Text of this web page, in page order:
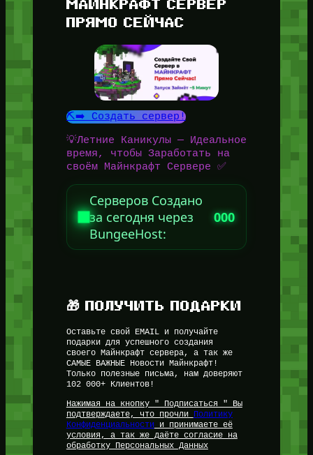
МАЙНКРАФТ СЕРВЕР
ПРЯМО СЕЙЧАС
⛏️➡️ Создать сервер!
💡Летние Каникулы — Идеальное
время, чтобы Заработать на
своём Майнкрафт Сервере ✅
Серверов Создано
за сегодня через
BungeeHost:
000
🎁 ПОЛУЧИТЬ ПОДАРКИ
Оставьте свой EMAIL и получайте
подарки для успешного создания
своего Майнкрафт сервера, а так же
САМЫЕ ВАЖНЫЕ Новости Майнкрафт!
Только полезные письма, нам доверяют
102 000+ Клиентов!
Нажимая на кнопку " Подписаться " Вы
подтверждаете, что прочли
Политику
Конфиденциальностии принимаете её
условия, а так же даёте согласие на
обработку Персональных Данных